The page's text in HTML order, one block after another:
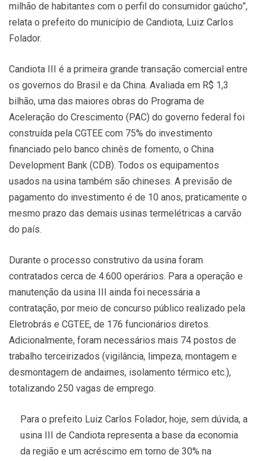
milhão de habitantes com o perfil do consumidor gaúcho”,
relata o prefeito do município de Candiota, Luiz Carlos
Folador.
Candiota III é a primeira grande transação comercial entre
os governos do Brasil e da China. Avaliada em R$ 1,3
bilhão, uma das maiores obras do Programa de
Aceleração do Crescimento (PAC) do governo federal foi
construída pela CGTEE com 75% do investimento
financiado pelo banco chinês de fomento, o China
Development Bank (CDB). Todos os equipamentos
usados na usina também são chineses. A previsão de
pagamento do investimento é de 10 anos, praticamente o
mesmo prazo das demais usinas termelétricas a carvão
do país.
Durante o processo construtivo da usina foram
contratados cerca de 4.600 operários. Para a operação e
manutenção da usina III ainda foi necessária a
contratação, por meio de concurso público realizado pela
Eletrobrás e CGTEE, de 176 funcionários diretos.
Adicionalmente, foram necessários mais 74 postos de
trabalho terceirizados (vigilância, limpeza, montagem e
desmontagem de andaimes, isolamento térmico etc.),
totalizando 250 vagas de emprego.
Para o prefeito Luiz Carlos Folador, hoje, sem dúvida, a
usina III de Candiota representa a base da economia
da região e um acréscimo em torno de 30% na